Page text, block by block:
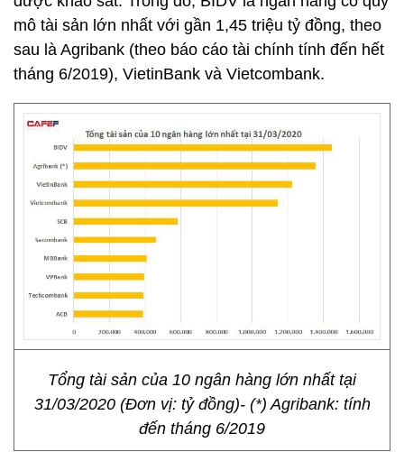
mô tài sản lớn nhất với gần 1,45 triệu tỷ đồng, theo
sau là Agribank (theo báo cáo tài chính tính đến hết
tháng 6/2019), VietinBank và Vietcombank.
Tổng tài sản của 10 ngân hàng lớn nhất tại
31/03/2020 (Đơn vị: tỷ đồng)- (*) Agribank: tính
đến tháng 6/2019